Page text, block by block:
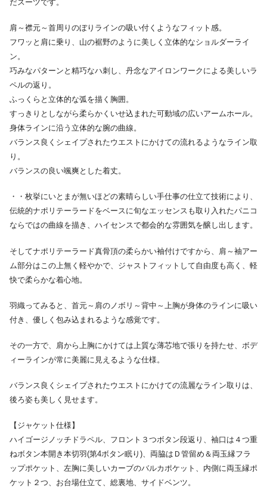
だスーツです。
肩～襟元～首周りのぼりラインの吸い付くようなフィット感。
フワッと肩に乗り、山の裾野のように美しく立体的なショルダーライ
ン。
巧みなパターンと精巧なハ刺し、丹念なアイロンワークによる美しいラ
ペルの返り。
ふっくらと立体的な弧を描く胸囲。
すっきりとしながら柔らかくいせ込まれた可動域の広いアームホール。
身体ラインに沿う立体的な腕の曲線。
バランス良くシェイプされたウエストにかけての流れるようなライン取
り。
バランスの良い颯爽とした着丈。
・・枚挙にいとまが無いほどの素晴らしい手仕事の仕立て技術により、
伝統的ナポリテーラードをベースに旬なエッセンスも取り入れたパニコ
ならではの曲線を描き、ハイセンスで都会的な雰囲気を醸し出します。
そしてナポリテーラード真骨頂の柔らかい袖付けですから、肩～袖アー
ム部分はこの上無く軽やかで、ジャストフィットして自由度も高く、軽
快で柔らかな着心地。
羽織ってみると、首元～肩のノボリ～背中～上胸が身体のラインに吸い
付き、優しく包み込まれるような感覚です。
その一方で、肩から上胸にかけては上質な薄芯地で張りを持たせ、ボデ
ィーラインが常に美麗に見えるような仕様。
バランス良くシェイプされたウエストにかけての流麗なライン取りは、
後ろ姿も美しく見せます。
【ジャケット仕様】
ハイゴージノッチドラペル、フロント３つボタン段返り、袖口は４つ重
ねボタン本開き本切羽(第4ボタン眠り)、両脇はＤ管留め＆両玉縁フラ
ップポケット、左胸に美しいカーブのバルカポケット、内側に両玉縁ポ
ケット２つ、お台場仕立て、総裏地、サイドベンツ。